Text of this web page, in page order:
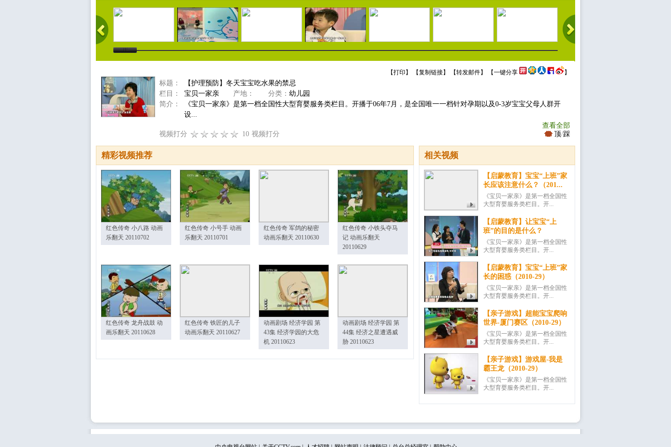
【打印 】 【复制链接】 【转发邮件】 【一键分享 】
标题：
【护理预防】冬天宝宝吃水果的禁忌
栏目：
宝贝一家亲 产地： 分类： 幼儿园
简介：
《宝贝一家亲》是第一档全国性大型育婴服务类栏目。开播于06年7月，是全国唯一一档针对孕期以及0-3岁宝宝父母人群开
设...
查看全部
视频打分
10 视频打分 顶/踩
相关视频
【启蒙教育】宝宝“上班”家
长应该注意什么？（201...
《宝贝一家亲》是第一档全国性
大型育婴服务类栏目。开...
【启蒙教育】让宝宝“上
班”的目的是什么？
《宝贝一家亲》是第一档全国性
大型育婴服务类栏目。开...
【启蒙教育】宝宝“上班”家
长的困惑（2010-29）
《宝贝一家亲》是第一档全国性
大型育婴服务类栏目。开...
【亲子游戏】超能宝宝爬响
世界-厦门赛区（2010-29）
《宝贝一家亲》是第一档全国性
大型育婴服务类栏目。开...
【亲子游戏】游戏屋-我是
霸王龙（2010-29）
《宝贝一家亲》是第一档全国性
大型育婴服务类栏目。开...
精彩视频推荐
红色传奇 小八路 动画
乐翻天 20110702
红色传奇 小号手 动画
乐翻天 20110701
红色传奇 军鸽的秘密
动画乐翻天 20110630
红色传奇 小铁头夺马
记 动画乐翻天
20110629
红色传奇 龙舟战鼓 动
画乐翻天 20110628
红色传奇 铁匠的儿子
动画乐翻天 20110627
动画剧场 经济学园 第
43集 经济学园的大危
机 20110623
动画剧场 经济学园 第
44集 经济之星遭遇威
胁 20110623